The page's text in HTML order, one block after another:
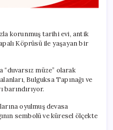
korunmuş tarihi evi, antik
Köprüsü ile yaşayan bir
“duvarsız müze” olarak
Bulguksa Tapınağı ve
barındırıyor.
oyulmuş devasa
sembolü ve küresel ölçekte